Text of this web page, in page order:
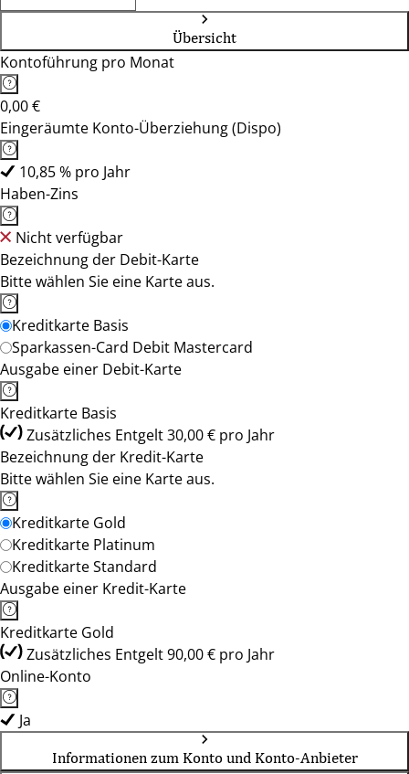
Übersicht
Kontoführung pro Monat
0,00 €
Eingeräumte Konto-Überziehung (Dispo)
10,85 % pro Jahr
Haben-Zins
Nicht verfügbar
Bezeichnung der Debit-Karte
Bitte wählen Sie eine Karte aus.
Kreditkarte Basis
Sparkassen-Card Debit Mastercard
Ausgabe einer Debit-Karte
Kreditkarte Basis
Zusätzliches Entgelt 30,00 € pro Jahr
Bezeichnung der Kredit-Karte
Bitte wählen Sie eine Karte aus.
Kreditkarte Gold
Kreditkarte Platinum
Kreditkarte Standard
Ausgabe einer Kredit-Karte
Kreditkarte Gold
Zusätzliches Entgelt 90,00 € pro Jahr
Online-Konto
Ja
Informationen zum Konto und Konto-Anbieter